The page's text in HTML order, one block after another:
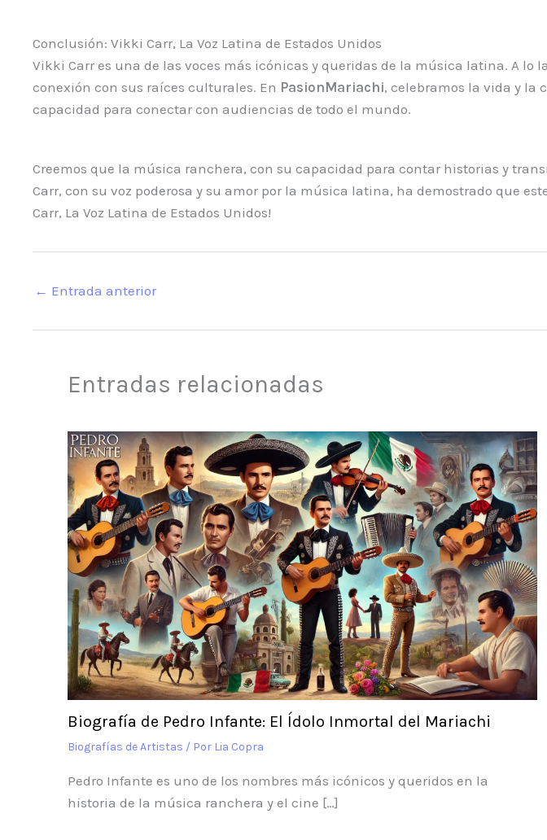
Conclusión: Vikki Carr, La Voz Latina de Estados Unidos
Vikki Carr es una de las voces más icónicas y queridas de la música latina. A
conexión con sus raíces culturales. En PasionMariachi, celebramos la vida y la
capacidad para conectar con audiencias de todo el mundo.
Creemos que la música ranchera, con su capacidad para contar historias y
Carr, con su voz poderosa y su amor por la música latina, ha demostrado que
Carr, La Voz Latina de Estados Unidos!
← Entrada anterior
Entradas relacionadas
Biografía de Pedro Infante: El Ídolo Inmortal del Mariachi
Biografías de Artistas / Por Lia Copra
Pedro Infante es uno de los nombres más icónicos y queridos en la
historia de la música ranchera y el cine […]